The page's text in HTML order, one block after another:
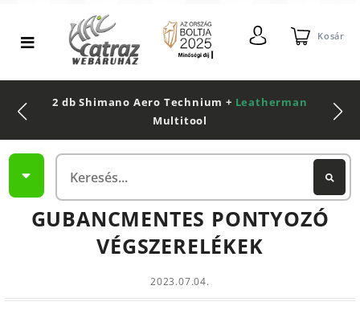
Kosár
2 db Shimano Aero Technium + Leatherman
Multitool
GUBANCMENTES PONTYOZÓ
VÉGSZERELÉKEK
2023.07.04.